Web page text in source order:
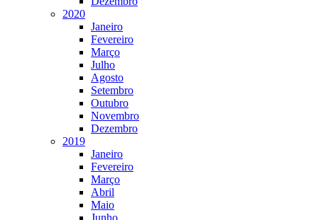
2020
Janeiro
Fevereiro
Março
Julho
Agosto
Setembro
Outubro
Novembro
Dezembro
2019
Janeiro
Fevereiro
Março
Abril
Maio
Junho